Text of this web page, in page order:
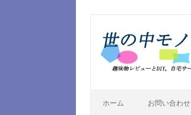
ホーム お問い合わせ